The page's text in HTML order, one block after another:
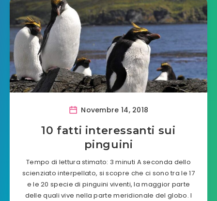
Novembre 14, 2018
10 fatti interessanti sui
pinguini
Tempo di lettura stimato: 3 minuti A seconda dello
scienziato interpellato, si scopre che ci sono tra le 17
e le 20 specie di pinguini viventi, la maggior parte
delle quali vive nella parte meridionale del globo. I